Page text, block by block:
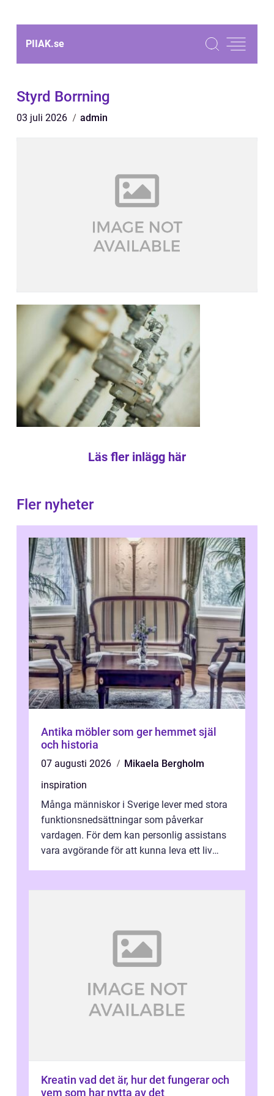
PIIAK.se
Styrd Borrning
03 juli 2026 admin
Läs fler inlägg här
Fler nyheter
Antika möbler som ger hemmet själ
och historia
07 augusti 2026
Mikaela Bergholm
inspiration
Många människor i Sverige lever med stora
funktionsnedsättningar som påverkar
vardagen. För dem kan personlig assistans
vara avgörande för att kunna leva ett liv
Kreatin vad det är, hur det fungerar och
vem som har nytta av det